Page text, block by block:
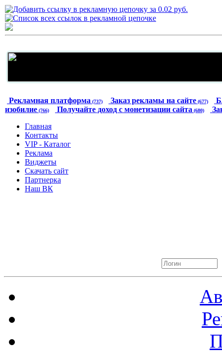
Рекламная платформа (737) Заказ рекламы на сайте (677)
изобилие (766) Получайте доход с монетизации сайта (680)
Главная
Контакты
VIP - Каталог
Реклама
Виджеты
Скачать сайт
Партнерка
Наш ВК